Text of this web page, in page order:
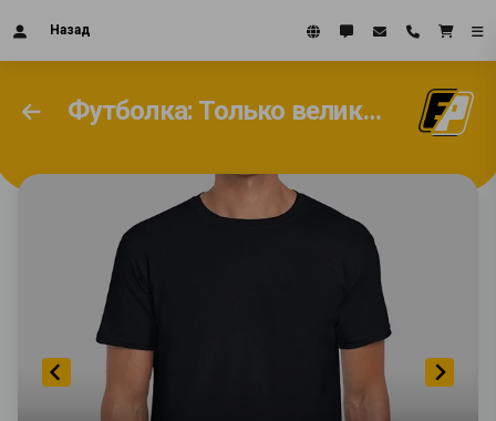
Назад
Футболка: Только великий человек может учить маленькое сердце